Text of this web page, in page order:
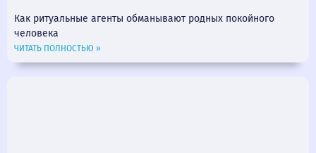
Как ритуальные агенты обманывают родных покойного
человека
ЧИТАТЬ ПОЛНОСТЬЮ »